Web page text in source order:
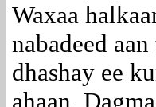
Waxaa
nabadeed
dhashay ee
ahaan,